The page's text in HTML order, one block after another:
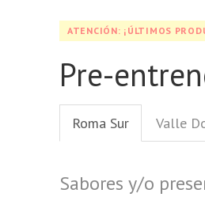
ATENCIÓN: ¡ÚLTIMOS
Pre-
Roma Sur Valle
Sabores y/o